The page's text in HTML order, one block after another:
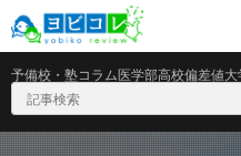
予備校・塾コラム医学部高校偏差値